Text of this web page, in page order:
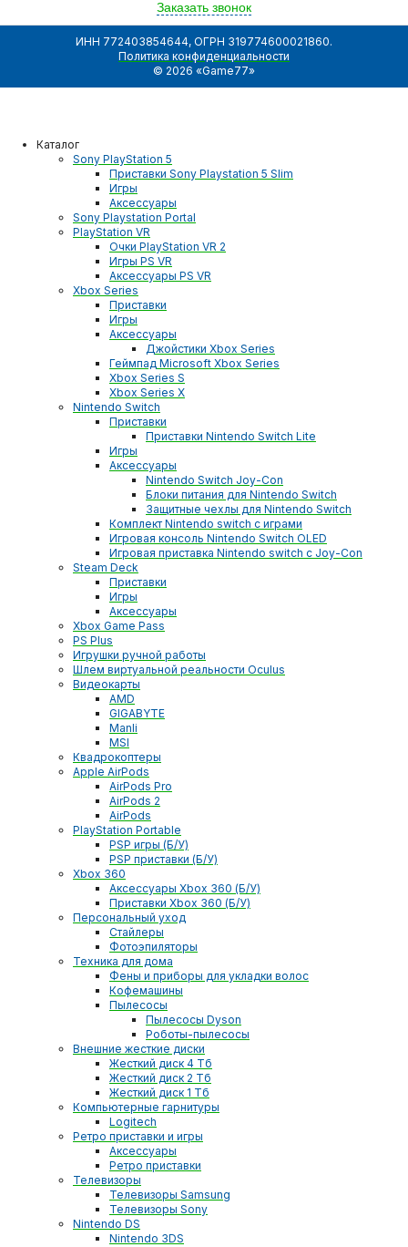
Заказать звонок
ИНН 772403854644, ОГРН 319774600021860.
Политика конфиденциальности
© 2026 «Game77»
Каталог
Sony PlayStation 5
Приставки Sony Playstation 5 Slim
Игры
Аксессуары
Sony Playstation Portal
PlayStation VR
Очки PlayStation VR 2
Игры PS VR
Аксессуары PS VR
Xbox Series
Приставки
Игры
Аксессуары
Джойстики Xbox Series
Геймпад Microsoft Xbox Series
Xbox Series S
Xbox Series X
Nintendo Switch
Приставки
Приставки Nintendo Switch Lite
Игры
Аксессуары
Nintendo Switch Joy-Con
Блоки питания для Nintendo Switch
Защитные чехлы для Nintendo Switch
Комплект Nintendo switch с играми
Игровая консоль Nintendo Switch OLED
Игровая приставка Nintendo switch с Joy-Con
Steam Deck
Приставки
Игры
Аксессуары
Xbox Game Pass
PS Plus
Игрушки ручной работы
Шлем виртуальной реальности Oculus
Видеокарты
AMD
GIGABYTE
Manli
MSI
Квадрокоптеры
Apple AirPods
AirPods Pro
AirPods 2
AirPods
PlayStation Portable
PSP игры (Б/У)
PSP приставки (Б/У)
Xbox 360
Аксессуары Xbox 360 (Б/У)
Приставки Xbox 360 (Б/У)
Персональный уход
Стайлеры
Фотоэпиляторы
Техника для дома
Фены и приборы для укладки волос
Кофемашины
Пылесосы
Пылесосы Dyson
Роботы-пылесосы
Внешние жесткие диски
Жесткий диск 4 Тб
Жесткий диск 2 Тб
Жесткий диск 1 Тб
Компьютерные гарнитуры
Logitech
Ретро приставки и игры
Аксессуары
Ретро приставки
Телевизоры
Телевизоры Samsung
Телевизоры Sony
Nintendo DS
Nintendo 3DS